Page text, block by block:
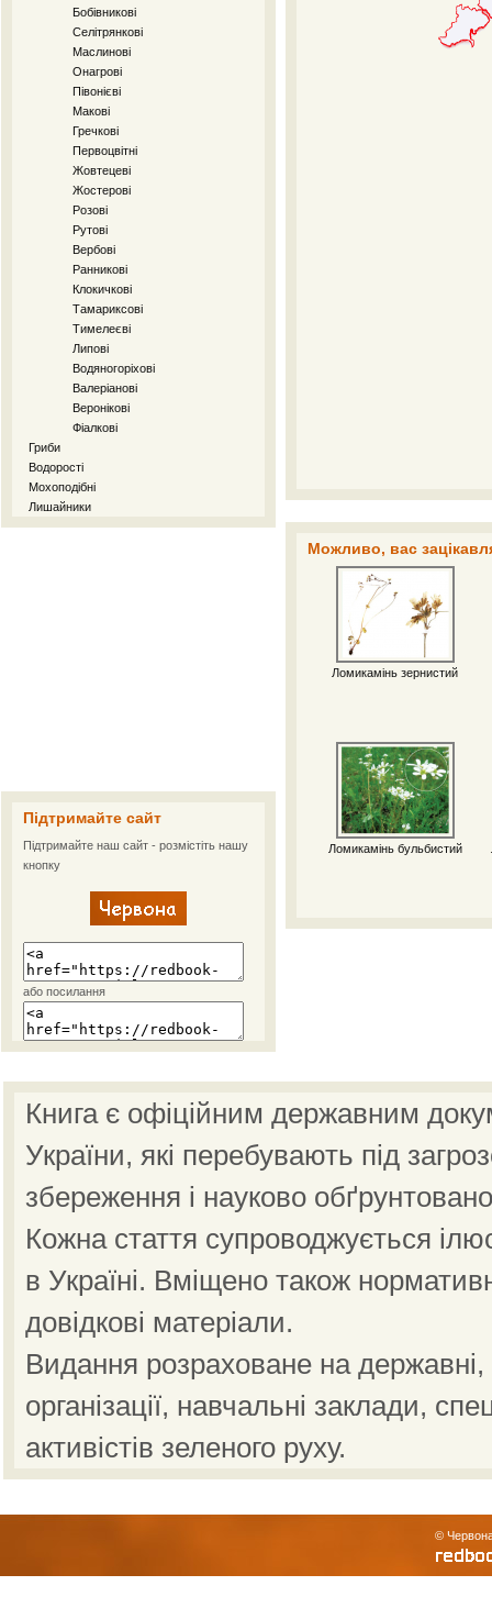
Бобівникові
Селітрянкові
Маслинові
Онагрові
Півонієві
Макові
Гречкові
Первоцвітні
Жовтецеві
Жостерові
Розові
Рутові
Вербові
Ранникові
Клокичкові
Тамариксові
Тимелеєві
Липові
Водяногоріхові
Валеріанові
Веронікові
Фіалкові
Гриби
Водорості
Мохоподібні
Лишайники
Підтримайте сайт
Підтримайте наш сайт - розмістіть нашу
кнопку
або посилання
Можливо, вас
Ломикамінь зернистий
Ломикамінь бульбистий
Книга є офіційним державним
України, які перебувають під
збереження і науково
Кожна стаття супроводжується
в Україні. Вміщено також
довідкові матеріали.
Видання розраховане на державні,
організації, навчальні заклади,
активістів зеленого руху.
©